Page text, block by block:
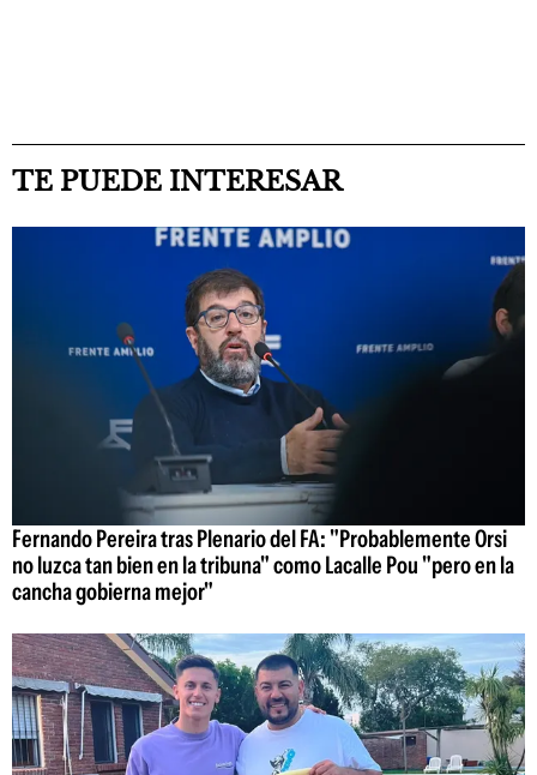
TE PUEDE INTERESAR
Fernando Pereira tras Plenario del FA: "Probablemente Orsi
no luzca tan bien en la tribuna" como Lacalle Pou "pero en la
cancha gobierna mejor"